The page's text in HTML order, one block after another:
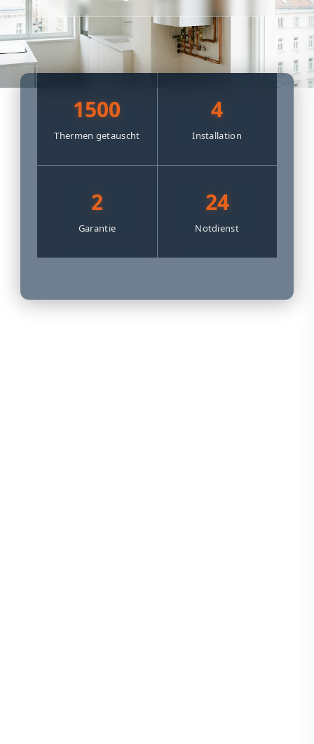
1500
Thermen getauscht
4
Installation
2
Garantie
24
Notdienst